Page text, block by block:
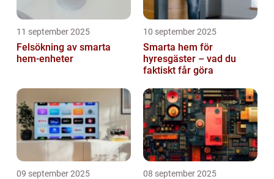
11 september 2025
Felsökning av smarta
hem-enheter
10 september 2025
Smarta hem för
hyresgäster – vad du
faktiskt får göra
09 september 2025 08 september 2025